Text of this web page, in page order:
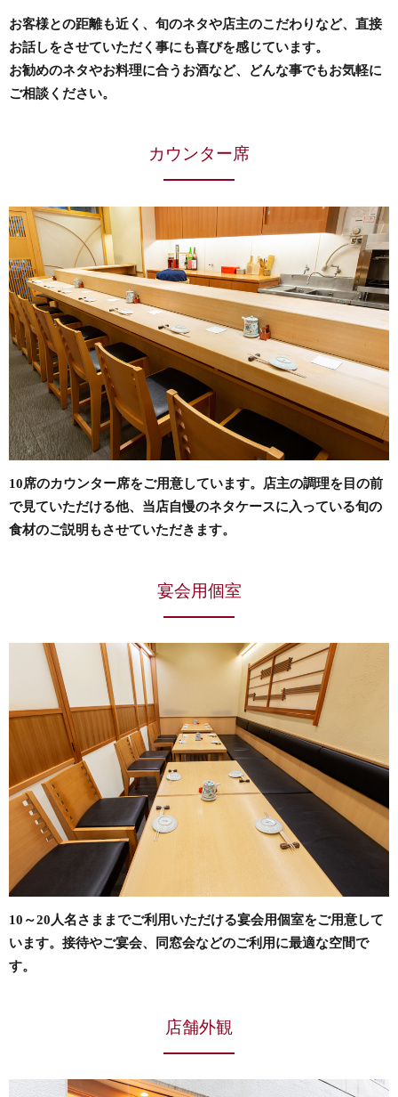
お客様との距離も近く、旬のネタや店主のこだわりなど、直接
お話しをさせていただく事にも喜びを感じています。
お勧めのネタやお料理に合うお酒など、どんな事でもお気軽に
ご相談ください。
カウンター席
10席のカウンター席をご用意しています。店主の調理を目の前
で見ていただける他、当店自慢のネタケースに入っている旬の
食材のご説明もさせていただきます。
宴会用個室
10～20人名さままでご利用いただける宴会用個室をご用意して
います。接待やご宴会、同窓会などのご利用に最適な空間で
す。
店舗外観